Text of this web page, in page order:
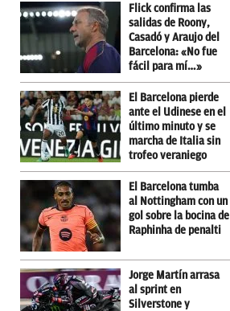
Flick confirma las
salidas de Roony,
Casadó y Araujo del
Barcelona: «No fue
fácil para mí…»
El Barcelona pierde
ante el Udinese en el
último minuto y se
marcha de Italia sin
trofeo veraniego
El Barcelona tumba
al Nottingham con un
gol sobre la bocina de
Raphinha de penalti
Jorge Martín arrasa
al sprint en
Silverstone y